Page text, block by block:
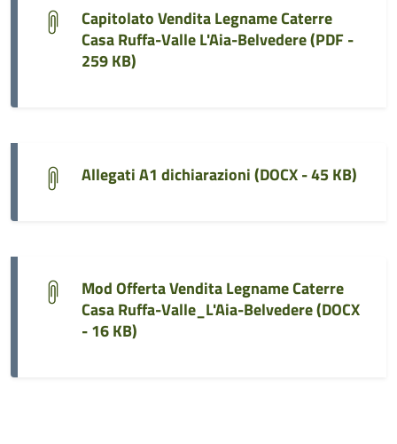
Capitolato Vendita Legname Caterre
Casa Ruffa-Valle L'Aia-Belvedere (PDF -
259 KB)
Allegati A1 dichiarazioni (DOCX - 45 KB)
Mod Offerta Vendita Legname Caterre
Casa Ruffa-Valle_L'Aia-Belvedere (DOCX
- 16 KB)